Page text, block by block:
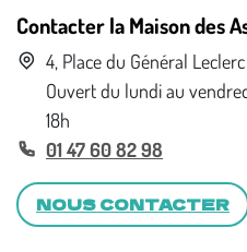
Contacter la Maison des
4, Place du Général Leclerc
Ouvert du lundi au
18h
01 47 60 82 98
NOUS CONTACTER